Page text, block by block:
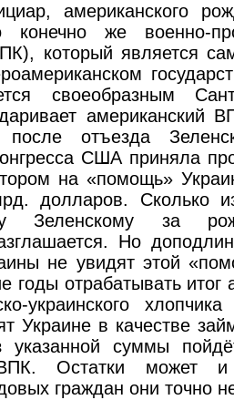
американского
конечно же военно-
который является
своеобразным
американский
после отъезда
США приняла
на «помощь»
долларов. Сколько
Зеленскому за
Но
не увидят этой
годы отрабатывать итог
украинского
Украине в качестве
указанной суммы
Остатки может и
граждан они точно